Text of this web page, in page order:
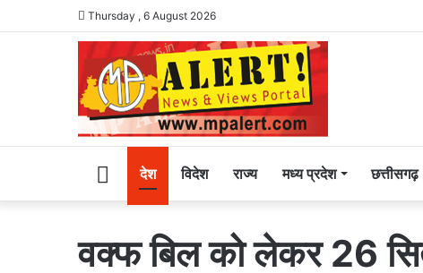
Thursday , 6 August 2026
Homeदेश विदेश राज्य मध्य प्रदेश छत्तीसगढ़
वक्फ बिल को लेकर 26